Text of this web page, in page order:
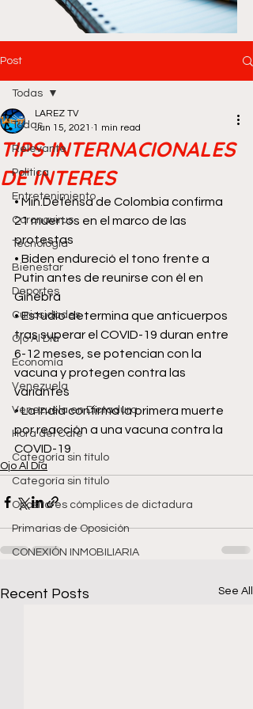
Post
Todas
Relevante
Política
Entretenimiento
Coronavirus
Tecnología
Bienestar
Deportes
Curiosidades
Ojo Al Día
Economía
Venezuela
Venezuela en Dictadura
Hora del Café
Categoría sin título
Categoría sin título
Opositores cómplices de dictadura
Primarias de Oposición
CONEXIÓN INMOBILIARIA
Todas
TIPS INTERNACIONALES
DE INTERES
LAREZ TV
Jun 15, 2021 1 min read
• Min.Defensa de Colombia confirma
21 muertos en el marco de las
protestas
• Biden endureció el tono frente a
Putin antes de reunirse con él en
Ginebra
• Estudio determina que anticuerpos
tras superar el COVID-19 duran entre
6-12 meses, se potencian con la
vacuna y protegen contra las
variantes
• La India confirma la primera muerte
por reacción a una vacuna contra la
COVID-19
Ojo Al Día
Recent Posts See All